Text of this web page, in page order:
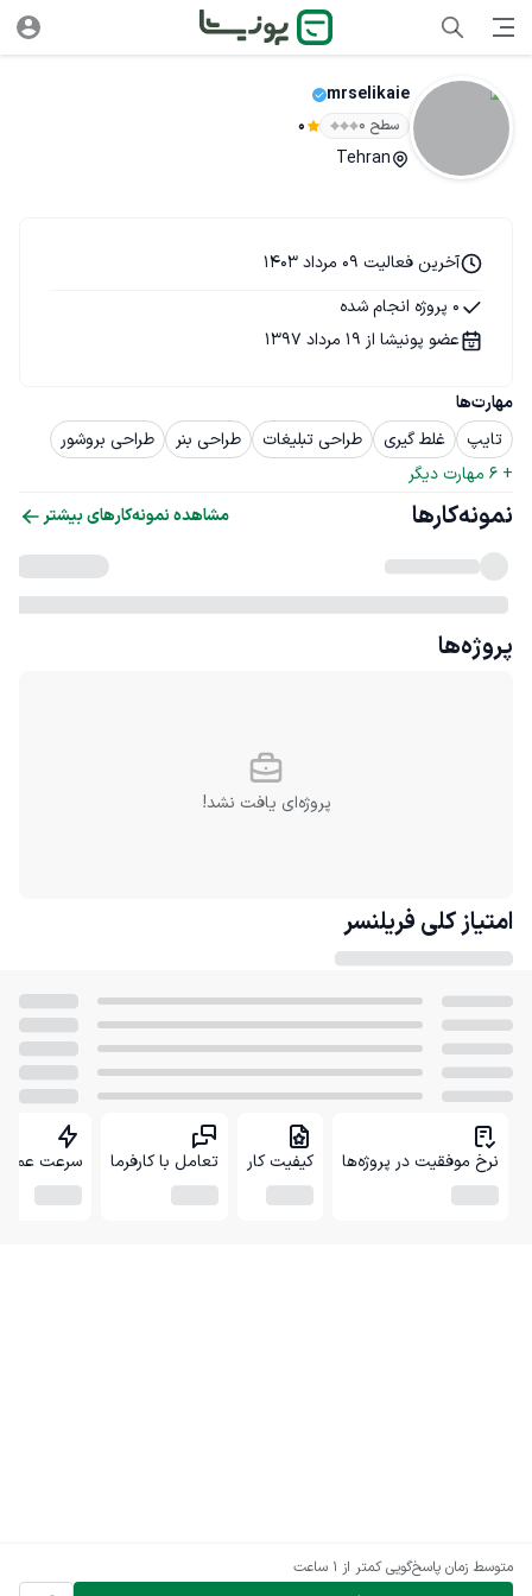
mrselikaie
سطح ۰ 0
Tehran
متوسط زمان پاسخ‌گویی کمتر از 1 ساعت
مهارت‌ها
تایپ
غلط گیری طراحی تبلیغات طراحی بنر
طراحی بروشور
+
6 مهارت دیگر
آخرین فعالیت 09 مرداد 1403
0 پروژه انجام شده
عضو پونیشا از 19 مرداد 1397
نمونه‌کارها مشاهده نمونه‌کارهای بیشتر
پروژه‌ها
پروژه‌ای یافت نشد!
امتیاز کلی فریلنسر
نرخ موفقیت در پروژه‌ها کیفیت کار تعامل با کارفرما سرعت عمل